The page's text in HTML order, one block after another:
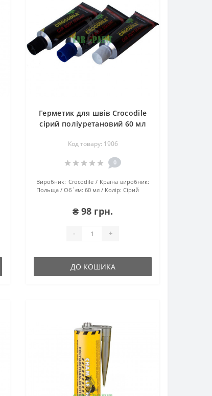
Герметик для швів Crocodile
сірий поліуретановий 60 мл
Код товару: 1906
0
Виробник: Crocodile
Країна виробник:
Польща
Об`єм: 60 мл Колір: Сірий
₴ 98 грн.
- +
ДО КОШИКА